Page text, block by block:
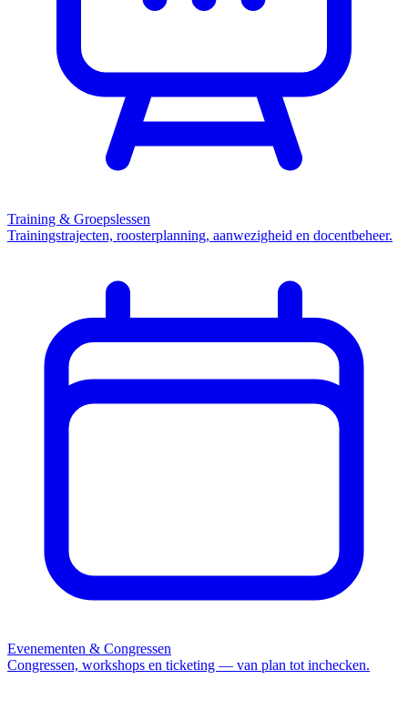
Training & Groepslessen
Trainingstrajecten, roosterplanning, aanwezigheid en docentbeheer.
Evenementen & Congressen
Congressen, workshops en ticketing — van plan tot inchecken.